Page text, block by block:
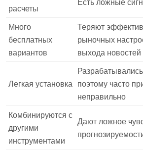
расчеты
Много
бесплатных
вариантов
Теряют
рыночных
выхода новостей
Легкая установка поэтому часто
неправильно
Комбинируются с
другими
инструментами
Дают ложное